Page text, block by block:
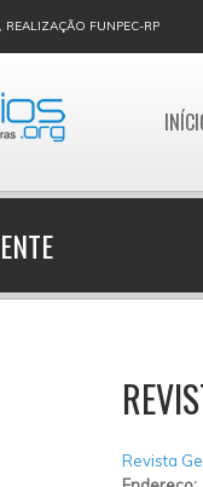
REALIZAÇÃO FUNPEC-RP
Revista